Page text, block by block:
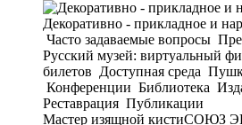
Декоративно - прикладное и
Часто задаваемые вопросы
Русский музей: виртуальный
билетов Доступная среда
Конференции Библиотека
Реставрация Публикации
Мастер изящной кистиСОЮЗ